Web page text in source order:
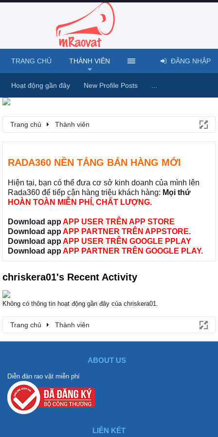
Trang chủ Thành viên
RADA360 NỀN TẢNG BÁN HÀNG MỚI
Hiện tại, bạn có thể đưa cơ sở kinh doanh của mình lên
Rada360 để tiếp cận hàng triệu khách hàng: Mọi thứ
HOÀN TOÀN MIỄN PHÍ, CHẤT LƯỢNG.
Download app APP USER TRÊN APP STORE
Download app APP PARTNER TRÊN APPSTORE.
Download app APP USER TRÊN GOOGLE PPLAY
Download app APP PARTNER TRÊN GOOGLE PLAY.
chriskera01's Recent Activity
Không có thông tin hoạt động gần đây của chriskera01.
Trang chủ Thành viên
TRANG CHỦ THÀNH VIÊN
Hoạt động gần đây New Profile Posts
ĐĂNG NHẬP
ABOUT US
Diễn đàn rao vặt miễn phí
LIÊN KẾT